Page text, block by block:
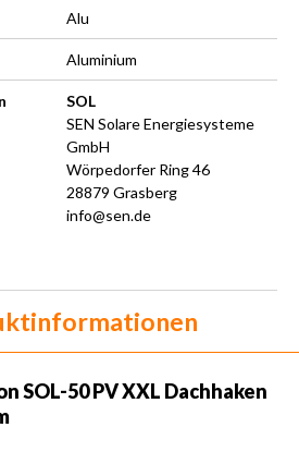
Alu
Aluminium
SOL
SEN Solare Energiesysteme
GmbH
Wörpedorfer Ring 46
28879 Grasberg
info@sen.de
SOL-50 PV XXL Dachhaken